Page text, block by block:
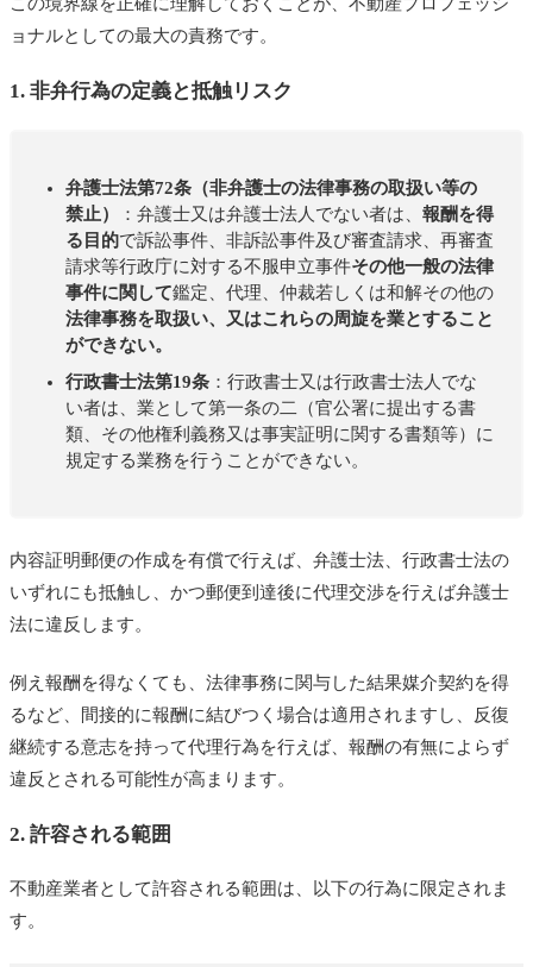
この境界線を正確に理解しておくことが、不動産プロフェッシ
ョナルとしての最大の責務です。
1. 非弁行為の定義と抵触リスク
弁護士法第72条（非弁護士の法律事務の取扱い等の
禁止）
：弁護士又は弁護士法人でない者は、 報酬を得
る目的で訴訟事件、非訴訟事件及び審査請求、再審査
請求等行政庁に対する不服申立事件その他一般の法律
事件に関して鑑定、代理、仲裁若しくは和解その他の
法律事務を取扱い、又はこれらの周旋を業とすること
ができない。
行政書士法第19条 ：行政書士又は行政書士法人でな
い者は、業として第一条の二（官公署に提出する書
類、その他権利義務又は事実証明に関する書類等）に
規定する業務を行うことができない。
内容証明郵便の作成を有償で行えば、弁護士法、行政書士法の
いずれにも抵触し、かつ郵便到達後に代理交渉を行えば弁護士
法に違反します。
例え報酬を得なくても、法律事務に関与した結果媒介契約を得
るなど、間接的に報酬に結びつく場合は適用されますし、反復
継続する意志を持って代理行為を行えば、報酬の有無によらず
違反とされる可能性が高まります。
2. 許容される範囲
不動産業者として許容される範囲は、以下の行為に限定されま
す。